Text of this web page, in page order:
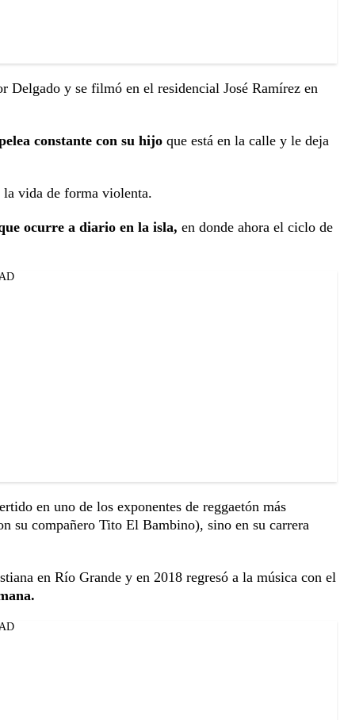
y se filmó en el residencial José Ramírez en
constante con su hijo que está en la calle y le deja
la vida de forma violenta.
ocurre a diario en la isla, en donde ahora el ciclo de
en uno de los exponentes de reggaetón más
su compañero Tito El Bambino), sino en su carrera
en Río Grande y en 2018 regresó a la música con el